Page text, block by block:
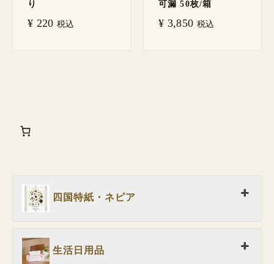
四国特紙・ネピア
生活日用品
り
¥ 220 税込
可漏 50枚/箱
¥ 3,850 税込